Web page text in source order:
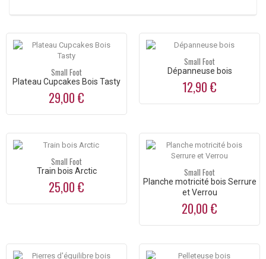
Small Foot
Plateau Cupcakes Bois Tasty
29,00 €
Small Foot
Dépanneuse bois
12,90 €
Small Foot
Train bois Arctic
25,00 €
Small Foot
Planche motricité bois Serrure
et Verrou
20,00 €